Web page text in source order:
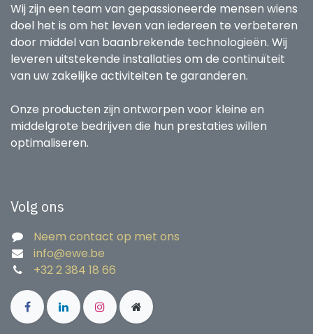
Wij zijn een team van gepassioneerde mensen wiens
doel het is om het leven van iedereen te verbeteren
door middel van baanbrekende technologieën. Wij
leveren uitstekende installaties om de continuïteit
van uw zakelijke activiteiten te garanderen.
Onze producten zijn ontworpen voor kleine en
middelgrote bedrijven die hun prestaties willen
optimaliseren.
Volg ons
Neem contact op met ons
info@ewe.be
+32 2 384 18 66